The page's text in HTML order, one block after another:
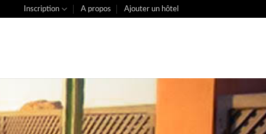
Inscription A propos Ajouter un hôtel